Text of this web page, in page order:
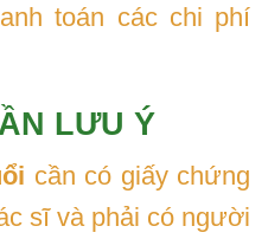
toán các chi phí
LƯU Ý
cần có giấy chứng
sĩ và phải có người